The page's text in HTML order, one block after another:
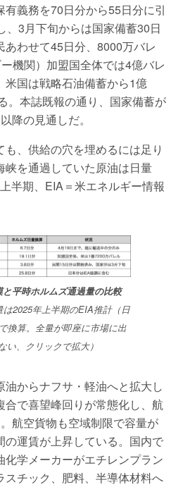
義務を70日分から55日分に引
、3月下旬からは国家備蓄30日
わせて45日分、8000万バレ
機関）加盟国全体では4億バレ
米国は戦略石油備蓄から1億
。本誌既報の通り、国家備蓄が
降の見通しだ。
、供給の穴を埋めるには足り
峡を通過していた原油は日量
半期、EIA＝米エネルギー情報
平時ホルムズ通過量の比較
は2025年上半期のEIA推計（日
換算。全量が即座に市場に出
い、クリックで拡大）
からナフサ・軽油へと拡大し
合で喜望峰回りが常態化し、航
航空貨物も空域制限で容量が
の運賃が上昇している。国内で
化学メーカーがエチレンプラン
スチック、肥料、半導体材料へ